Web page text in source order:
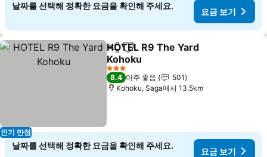
날짜를 선택해 정확한 요금을 확인해 주세요.
요금 보기
인기 만점
공유 즐겨찾기에 추가
HOTEL R9 The Yard
Kohoku
3 성급
8.4 아주 좋음
501
Kohoku, Saga에서 13.5km
날짜를 선택해 정확한 요금을 확인해 주세요.
요금 보기